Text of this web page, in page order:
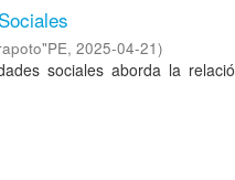
, 2025-04-21)
sociales aborda la